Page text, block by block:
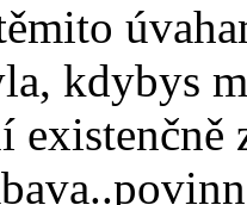
kdybys
existenčně